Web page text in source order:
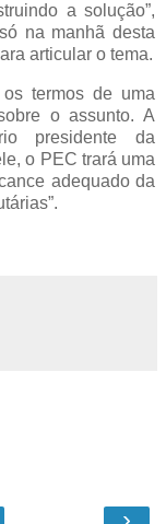
a solução”,
na manhã desta
articular o tema.
termos de uma
o assunto. A
presidente da
o PEC trará uma
adequado da